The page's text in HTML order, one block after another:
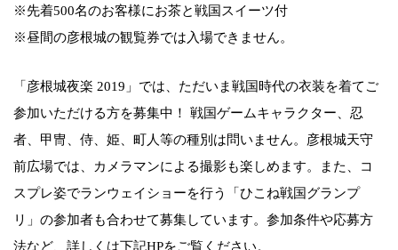
※先着500名のお客様にお茶と戦国スイーツ付
※昼間の彦根城の観覧券では入場できません。
「彦根城夜楽 2019」では、ただいま戦国時代の衣装を着てご
参加いただける方を募集中！ 戦国ゲームキャラクター、忍
者、甲冑、侍、姫、町人等の種別は問いません。彦根城天守
前広場では、カメラマンによる撮影も楽しめます。また、コ
スプレ姿でランウェイショーを行う「ひこね戦国グランプ
リ」の参加者も合わせて募集しています。参加条件や応募方
法など、詳しくは下記HPをご覧ください。